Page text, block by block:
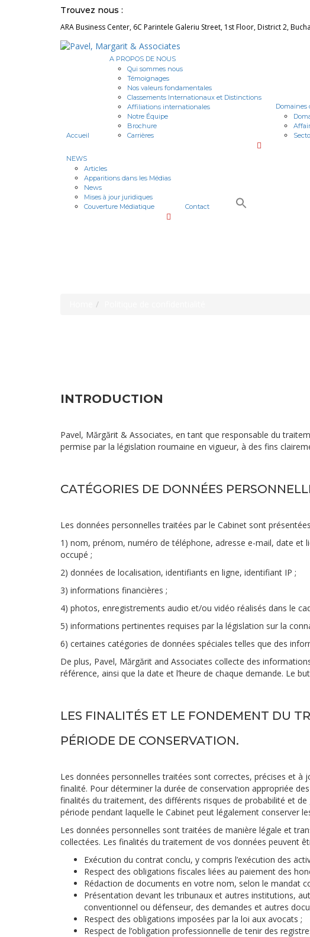
Trouvez nous :
ARA Business Center, 6C Parintele Galeriu Street, 1st Floor, District 2,
Accueil
A PROPOS DE NOUS
Qui sommes nous
Témoignages
Nos valeurs fondamentales
Classements Internationaux et Distinctions
Affiliations internationales
Notre Équipe
Brochure
Carrières
Domaines
NEWS
Articles
Apparitions dans les Médias
News
Mises à jour juridiques
Couverture Médiatique
Contact
INTRODUCTION
Pavel, Mărgărit & Associates, en tant que responsable du
permise par la législation roumaine en vigueur, à des fins
CATÉGORIES DE DONNÉES
Les données personnelles traitées par le Cabinet sont
1) nom, prénom, numéro de téléphone, adresse e-mail, date et
occupé ;
2) données de localisation, identifiants en ligne, identifiant IP ;
3) informations financières ;
4) photos, enregistrements audio et/ou vidéo réalisés dans le
5) informations pertinentes requises par la législation sur la
6) certaines catégories de données spéciales telles que des
De plus, Pavel, Mărgărit and Associates collecte des
référence, ainsi que la date et l’heure de chaque demande. Le
LES FINALITÉS ET LE FONDEMENT DU
PÉRIODE DE CONSERVATION.
Les données personnelles traitées sont correctes, précises et
finalité. Pour déterminer la durée de conservation appropriée
finalités du traitement, des différents risques de probabilité et
période pendant laquelle le Cabinet peut légalement conserver
Les données personnelles sont traitées de manière légale et
collectées. Les finalités du traitement de vos données peuvent
Exécution du contrat conclu, y compris l’exécution des
Respect des obligations fiscales liées au paiement des
Rédaction de documents en votre nom, selon le mandat
Présentation devant les tribunaux et autres institutions,
conventionnel ou défenseur, des demandes et autres
Respect des obligations imposées par la loi aux avocats ;
Respect de l’obligation professionnelle de tenir des